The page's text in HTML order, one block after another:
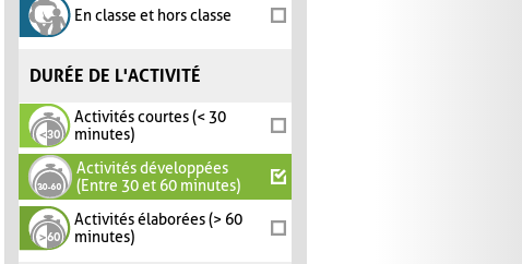
En classe et hors classe
DURÉE DE L'ACTIVITÉ
Activités courtes (< 30
minutes)
Activités développées
(Entre 30 et 60 minutes)
Activités élaborées (> 60
minutes)